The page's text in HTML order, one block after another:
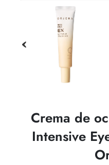
Crema de
Intensive